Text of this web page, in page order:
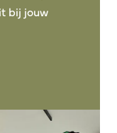
bij jouw